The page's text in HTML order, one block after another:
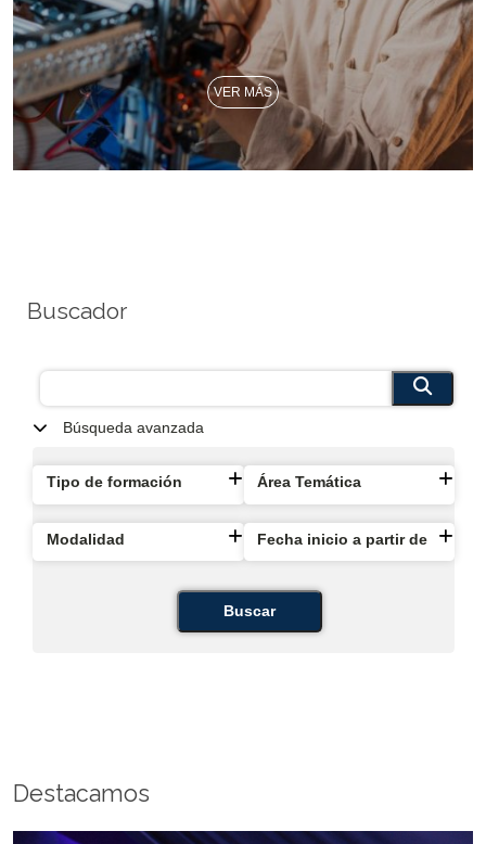
VER MÁS
Buscador
Búsqueda avanzada
Tipo de formación Área Temática
Modalidad Fecha inicio a partir de
Buscar
Destacamos